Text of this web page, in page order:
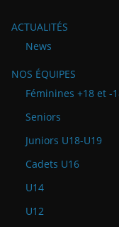
ACTUALITÉS
News
NOS ÉQUIPES
Féminines +18 et -
Seniors
Juniors U18-U19
Cadets U16
U14
U12